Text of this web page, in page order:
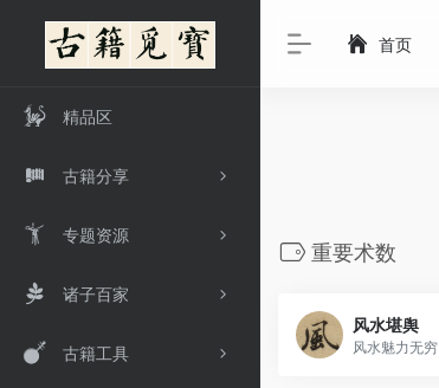
精品区
古籍分享
专题资源
诸子百家
古籍工具
首页
重要术数
风水堪舆
风水魅力无穷